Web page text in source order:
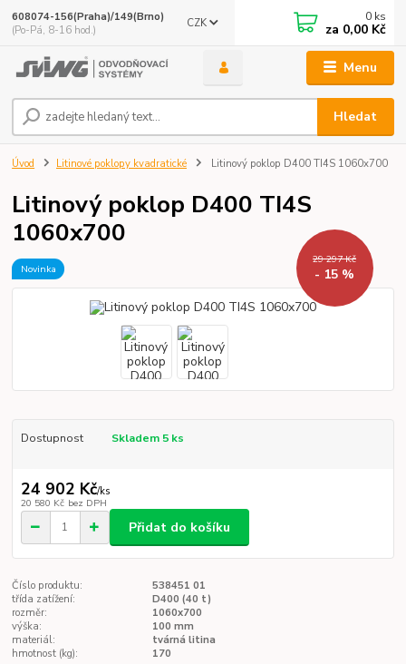
Menu
CZK
Hledat
608074-156(Praha)/149(Brno)
(Po-Pá, 8-16 hod.)
0 ks
za 0,00 Kč
Úvod Litinové poklopy kvadratické Litinový poklop D400 TI4S 1060x700
Litinový poklop D400 TI4S
1060x700
Novinka
29 297 Kč
- 15 %
Dostupnost Skladem 5 ks
24 902 Kč/ks
20 580 Kč bez DPH
Přidat do košíku
Číslo produktu:
538451 01
třída zatížení:
D400 (40 t)
rozměr:
1060x700
výška:
100 mm
materiál:
tvárná litina
hmotnost (kg):
170